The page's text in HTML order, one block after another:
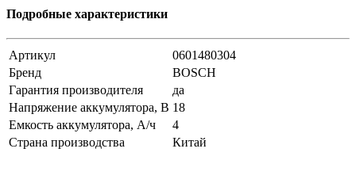
Подробные характеристики
Артикул
0601480304
Бренд
BOSCH
Гарантия производителя
да
Напряжение аккумулятора, В 18
Емкость аккумулятора, А/ч
4
Страна производства
Китай